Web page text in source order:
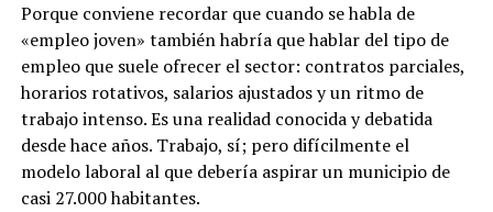
Porque conviene recordar que cuando se habla de
«empleo joven» también habría que hablar del tipo de
empleo que suele ofrecer el sector: contratos parciales,
horarios rotativos, salarios ajustados y un ritmo de
trabajo intenso. Es una realidad conocida y debatida
desde hace años. Trabajo, sí; pero difícilmente el
modelo laboral al que debería aspirar un municipio de
casi 27.000 habitantes.